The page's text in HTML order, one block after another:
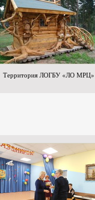
Территория ЛОГБУ «ЛО МРЦ»